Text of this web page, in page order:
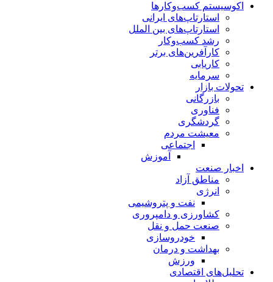
اکوسیستم کسب‌وکارها
استارتاپ‌های ایرانی
استارتاپ‌های بین الملل
رشد کسب‌وکار
کارآفرین‌های برتر
کاریابی
سرمایه
تحولات بازار
بازرگانی
فناوری
گردشگری
معیشت مردم
اجتماعی
آموزش
اخبار صنعت
مناطق آزاد
انرژی
نفت و پتروشیمی
کشاورزی و دامپروری
صنعت حمل و نقل
خودروسازی
بهداشت و درمان
ورزش
تحلیل‌های اقتصادی